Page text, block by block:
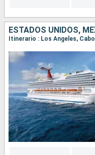
ESTADOS UNIDOS,
Itinerario : Los Angeles,